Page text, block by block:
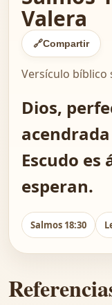
Valera
🔗Compartir
Versículo bíblico
Dios,
Escudo es
esperan.
Salmos 18:30